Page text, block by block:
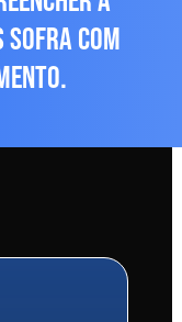
SOFRA COM